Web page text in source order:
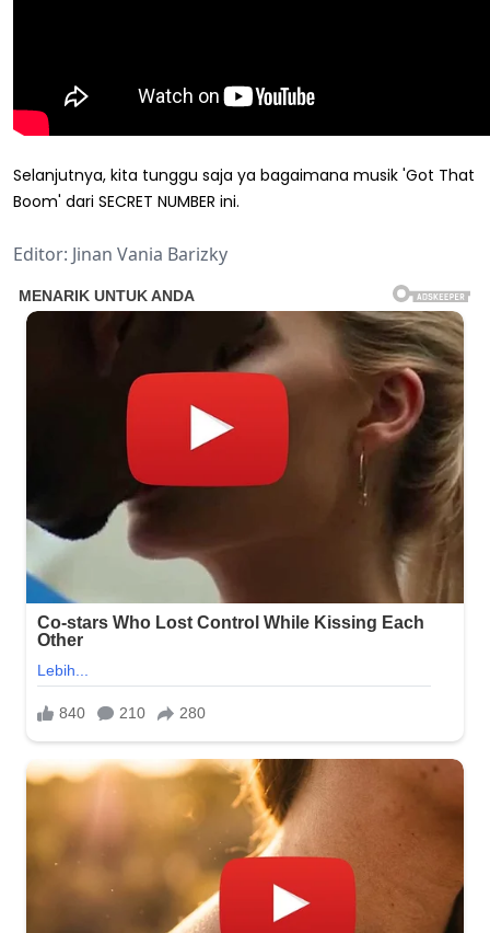
Selanjutnya, kita tunggu saja ya bagaimana musik 'Got That
Boom' dari SECRET NUMBER ini.
Editor: Jinan Vania Barizky